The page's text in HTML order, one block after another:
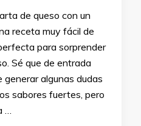
de queso con un
receta muy fácil de
para sorprender
Sé que de entrada
algunas dudas
sabores fuertes, pero
…